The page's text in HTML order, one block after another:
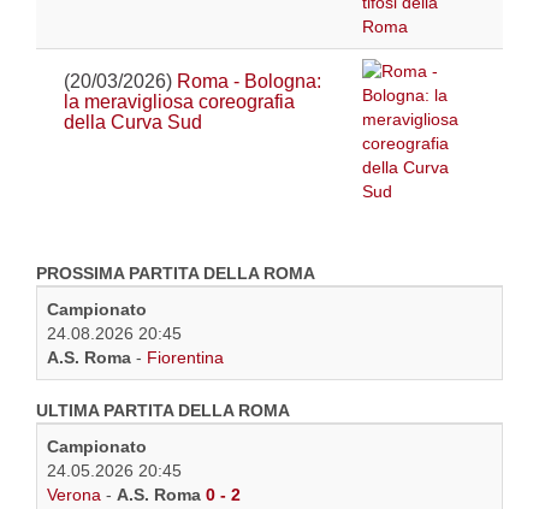
(20/03/2026) Roma - Bologna:
la meravigliosa coreografia
della Curva Sud
PROSSIMA PARTITA DELLA ROMA
Campionato
24.08.2026 20:45
A.S. Roma - Fiorentina
ULTIMA PARTITA DELLA ROMA
Campionato
24.05.2026 20:45
Verona - A.S. Roma 0 - 2